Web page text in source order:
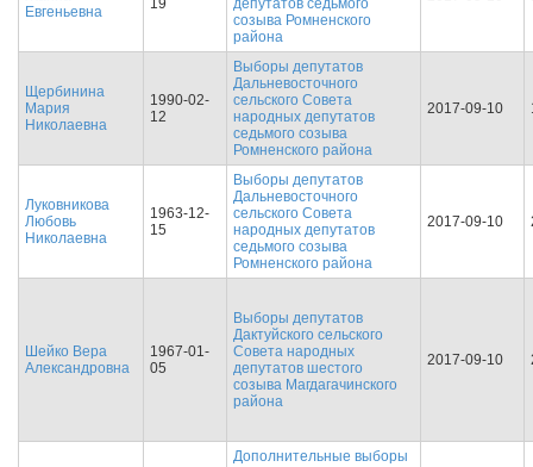
Евгеньевна
19
депутатов седьмого
созыва Ромненского
района
Щербинина
Мария
Николаевна
1990-02-
12
Выборы депутатов
Дальневосточного
сельского Совета
народных депутатов
седьмого созыва
Ромненского района
2017-09-10
Луковникова
Любовь
Николаевна
1963-12-
15
Выборы депутатов
Дальневосточного
сельского Совета
народных депутатов
седьмого созыва
Ромненского района
2017-09-10
Шейко Вера
Александровна
1967-01-
05
Выборы депутатов
Дактуйского сельского
Совета народных
депутатов шестого
созыва Магдагачинского
района
2017-09-10
Дополнительные выборы